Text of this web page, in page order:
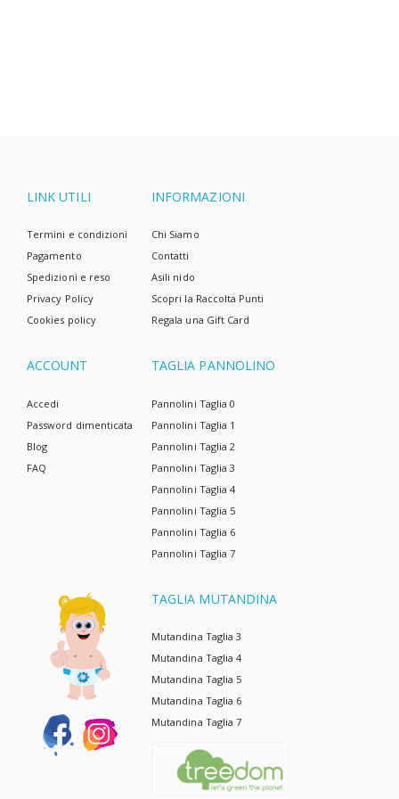
LINK UTILI
Termini e condizioni
Pagamento
Spedizioni e reso
Privacy Policy
Cookies policy
INFORMAZIONI
Chi Siamo
Contatti
Asili nido
Scopri la Raccolta Punti
Regala una Gift Card
ACCOUNT
Accedi
Password dimenticata
Blog
FAQ
TAGLIA PANNOLINO
Pannolini Taglia 0
Pannolini Taglia 1
Pannolini Taglia 2
Pannolini Taglia 3
Pannolini Taglia 4
Pannolini Taglia 5
Pannolini Taglia 6
Pannolini Taglia 7
TAGLIA MUTANDINA
Mutandina Taglia 3
Mutandina Taglia 4
Mutandina Taglia 5
Mutandina Taglia 6
Mutandina Taglia 7